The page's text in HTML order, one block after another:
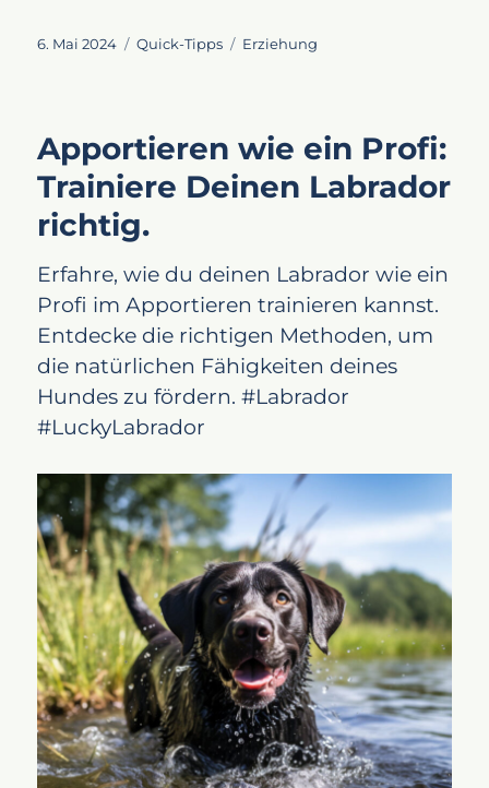
Veröffentlicht
6. Mai 2024 Kategorien
Quick-Tipps Schlagwörter
Erziehung
Apportieren wie ein Profi:
Trainiere Deinen Labrador
richtig.
Erfahre, wie du deinen Labrador wie ein
Profi im Apportieren trainieren kannst.
Entdecke die richtigen Methoden, um
die natürlichen Fähigkeiten deines
Hundes zu fördern. #Labrador
#LuckyLabrador